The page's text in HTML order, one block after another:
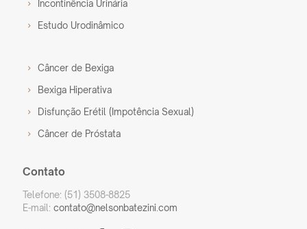
Incontinência Urinária
Estudo Urodinâmico
Câncer de Bexiga
Bexiga Hiperativa
Disfunção Erétil (Impotência Sexual)
Câncer de Próstata
Contato
Telefone: (51) 3508-8825
E-mail: contato@nelsonbatezini.com